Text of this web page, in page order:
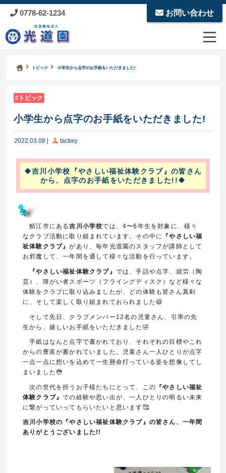
0778-62-1234 お問い合わせ
社会福祉法人 光道園
トピック 小学生から点字のお手紙をいただきました!
トピック
小学生から点字のお手紙をいただきました!
2022.03.08 tackey
🍀吉川小学校『やさしい福祉体験クラブ』の皆さん
から、点字のお手紙をいただきました!!🍀
鯖江市にある吉川小学校では、4〜6年生を対象に、様々
なクラブ活動に取り組まれています。その中に
『やさしい福
祉体験クラブ』があり、毎年光道園のスタッフが講師として
お邪魔して、一年間を通して様々な活動を行っています。
『やさしい福祉体験クラブ』 では、手話や点字、就労（陶
芸）、障がい者スポーツ（フライングディスク）など様々な
体験をクラブに取り込みましたが、どの体験も皆さん真剣
に、そして楽しく取り組まれておられました😄
そして先日、クラブメンバー12名の児童さん、引率の先
生から、嬉しいお手紙をいただきました🤣
手紙はなんと点字で書かれており、それぞれの目標やこれ
からの豊富が書かれていました。児童さん一人ひとりが点字
一点一点に想いを込めて一生懸命打っている姿を想像してし
まいました😳
次の世代を担うお子様たちにとって、この 『やさしい福祉
体験クラブ』での経験や思い出が、一人ひとりの明るい未来
に繋がっていってもらいたいと思います🥰
吉川小学校の『やさしい福祉体験クラブ』の皆さん、一年間
ありがとうございました!!